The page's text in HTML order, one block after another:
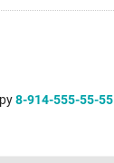
8-914-555-55-55